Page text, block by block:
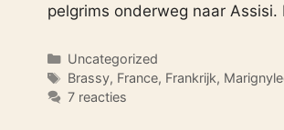
pelgrims onderweg naar
Categorieën
Uncategorized
Tags
Brassy, France, Frankrijk,
7 reacties